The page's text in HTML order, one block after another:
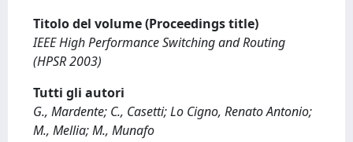
Titolo del volume (Proceedings title)
IEEE High Performance Switching and Routing
(HPSR 2003)
Tutti gli autori
G., Mardente; C., Casetti; Lo Cigno, Renato Antonio;
M., Mellia; M., Munafo